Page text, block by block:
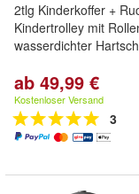
2tlg Kinderkoffer +
Kindertrolley mit
wasserdichter
ab 49,99 €
Kostenloser Versand
3